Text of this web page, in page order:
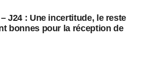
J24 : Une incertitude, le reste
bonnes pour la réception de